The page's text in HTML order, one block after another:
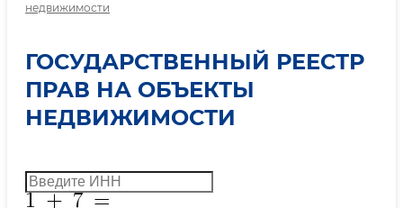
недвижимости
ГОСУДАРСТВЕННЫЙ РЕЕСТР
ПРАВ НА ОБЪЕКТЫ
НЕДВИЖИМОСТИ